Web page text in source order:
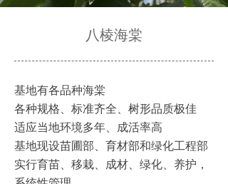
八棱海棠
基地有各品种海棠
各种规格、标准齐全、树形品质极佳
适应当地环境多年、成活率高
基地现设苗圃部、育材部和绿化工程部
实行育苗、移栽、成材、绿化、养护，
产品